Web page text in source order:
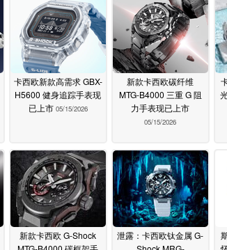
卡西欧新款高需求 GBX-
H5600 健身追踪手表现
已上市 05/15/2026
新款卡西欧碳纤维
MTG-B4000 三重 G 阻
力手表现已上市
05/15/2026
新款卡西欧 G-Shock
泄露：卡西欧钛金属 G-